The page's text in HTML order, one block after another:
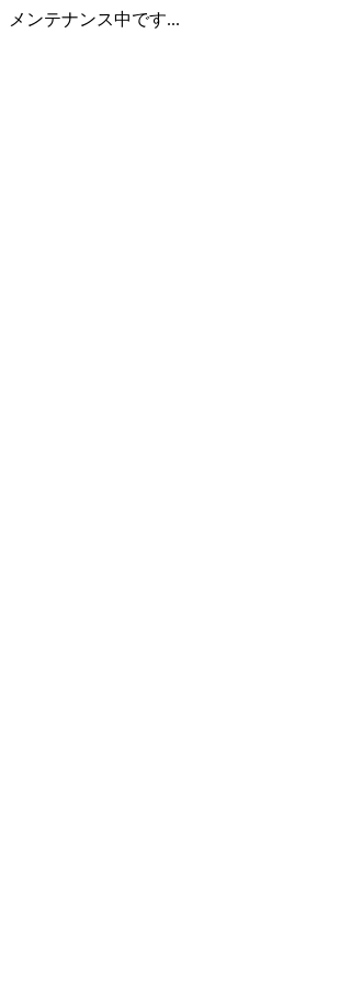
メンテナンス中です...